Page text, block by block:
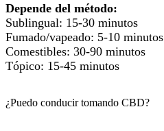
Depende del método:
Sublingual: 15-30 minutos
Fumado/vapeado: 5-10 minutos
Comestibles: 30-90 minutos
Tópico: 15-45 minutos
¿Puedo conducir tomando CBD?